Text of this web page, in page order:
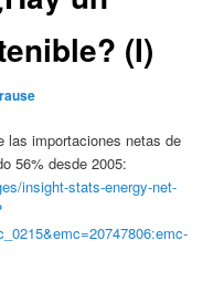
(I)
las importaciones netas de
56% desde 2005:
insight-stats-energy-net-